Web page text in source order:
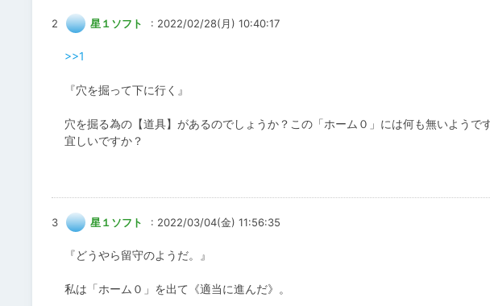
2 星１ソフト : 2022/02/28(月) 10:40:17
>>1
『穴を掘って下に行く』
穴を掘る為の【道具】があるのでしょうか？この「ホーム０」には何も無いよう
宜しいですか？
3 星１ソフト : 2022/03/04(金) 11:56:35
『どうやら留守のようだ。』
私は「ホーム０」を出て《適当に進んだ》。